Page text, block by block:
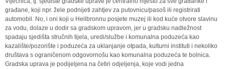
građane, koji npr. žele podnijeti zahtjev za putovnicu/pasoš ili registrirati
automobil. No, i oni koji u Heilbronnu posjete muzej ili kod kuće otvore slavinu
za vodu, dolaze u dodir sa gradskom upravom, jer u gradsku nadležnost
spadaju sjedišta stručnih tijela, uredi/službe i komunalna poduzeća kao
kazalište/pozorište i poduzeća za uklanjanje otpada, kulturni instituti i nekoliko
društava s ograničenom odgovornošu kao komunalna poduzeća te bolnica.
Gradska uprava je podijeljena na četiri odjeljenja, koje vodi jedna